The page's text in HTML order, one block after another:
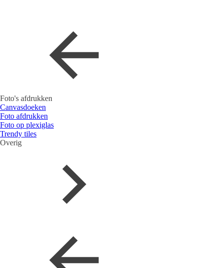
Foto's afdrukken
Canvasdoeken
Foto afdrukken
Foto op plexiglas
Trendy tiles
Overig